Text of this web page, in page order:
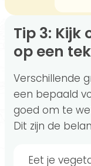
Tip 3: Kijk of je extra risico loopt
op een
Verschillende
een bepaald
goed om te
Dit zijn de
Eet je